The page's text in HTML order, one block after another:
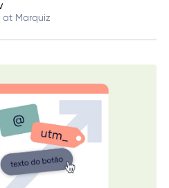
at Marquiz